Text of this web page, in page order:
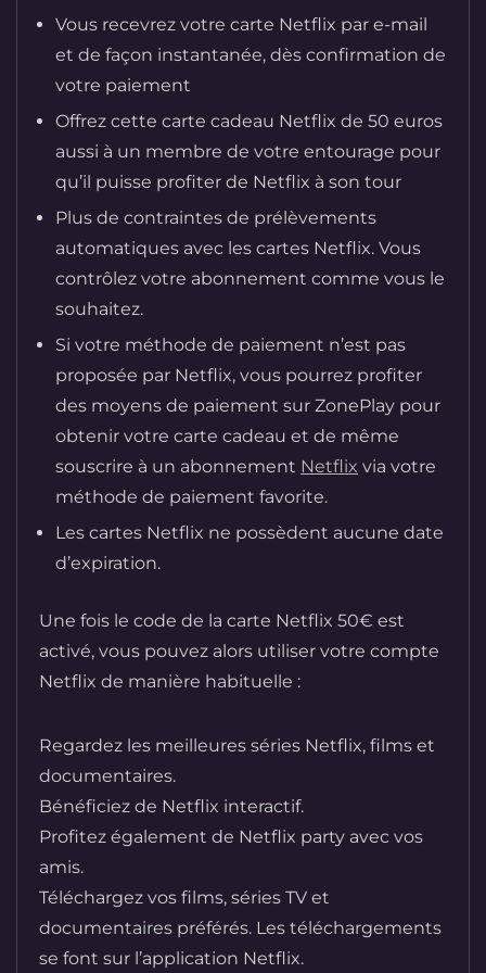
Vous recevrez votre carte Netflix par e-mail
et de façon instantanée, dès confirmation de
votre paiement
Offrez cette carte cadeau Netflix de 50 euros
aussi à un membre de votre entourage pour
qu’il puisse profiter de Netflix à son tour
Plus de contraintes de prélèvements
automatiques avec les cartes Netflix. Vous
contrôlez votre abonnement comme vous le
souhaitez.
Si votre méthode de paiement n’est pas
proposée par Netflix, vous pourrez profiter
des moyens de paiement sur ZonePlay pour
obtenir votre carte cadeau et de même
souscrire à un abonnement Netflix via votre
méthode de paiement favorite.
Les cartes Netflix ne possèdent aucune date
d’expiration.
Une fois le code de la carte Netflix 50€ est
activé, vous pouvez alors utiliser votre compte
Netflix de manière habituelle :
Regardez les meilleures séries Netflix, films et
documentaires.
Bénéficiez de Netflix interactif.
Profitez également de Netflix party avec vos
amis.
Téléchargez vos films, séries TV et
documentaires préférés. Les téléchargements
se font sur l’application Netflix.